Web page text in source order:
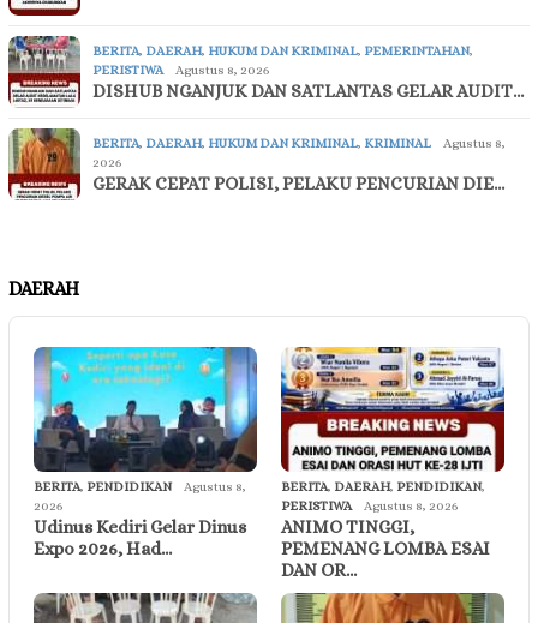
BERITA, DAERAH, HUKUM DAN KRIMINAL, PEMERINTAHAN,
PERISTIWA
Agustus 8, 2026
DISHUB NGANJUK DAN SATLANTAS GELAR AUDIT…
BERITA, DAERAH, HUKUM DAN KRIMINAL, KRIMINAL
Agustus 8,
2026
GERAK CEPAT POLISI, PELAKU PENCURIAN DIE…
DAERAH
BERITA, PENDIDIKAN
Agustus 8,
2026
Udinus Kediri Gelar Dinus
Expo 2026, Had…
BERITA, DAERAH, PENDIDIKAN,
PERISTIWA
Agustus 8, 2026
ANIMO TINGGI,
PEMENANG LOMBA ESAI
DAN OR…